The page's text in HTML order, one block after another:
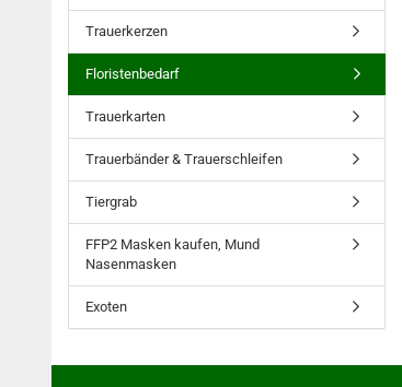
Trauerkerzen
Floristenbedarf
Trauerkarten
Trauerbänder & Trauerschleifen
Tiergrab
FFP2 Masken kaufen, Mund
Nasenmasken
Exoten